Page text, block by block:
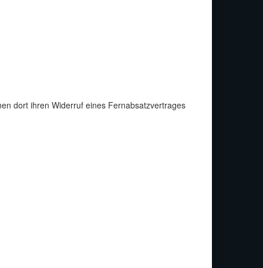
dort ihren Widerruf eines Fernabsatzvertrages